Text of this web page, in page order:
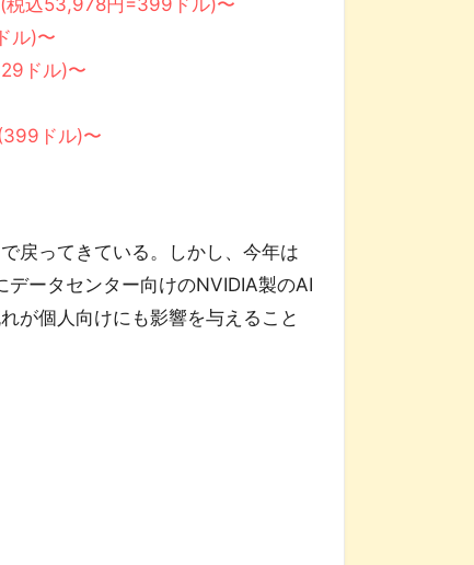
税込53,978円=399ドル)〜
ル)〜
ドル)〜
ドル)〜
戻ってきている。しかし、今年は
ータセンター向けのNVIDIA製のAI
が個人向けにも影響を与えること